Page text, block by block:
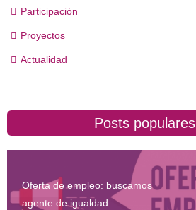
Participación
Proyectos
Actualidad
Posts populares
Oferta de empleo: buscamos
agente de igualdad